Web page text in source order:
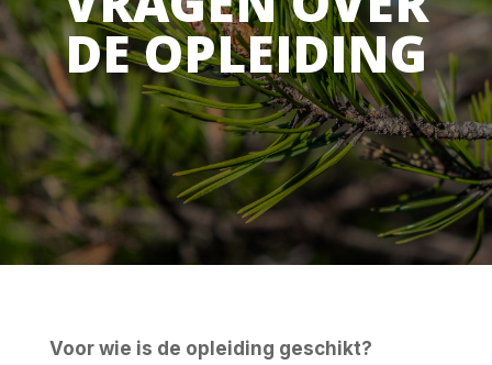
DE OPLEIDING
Voor wie is de opleiding geschikt?